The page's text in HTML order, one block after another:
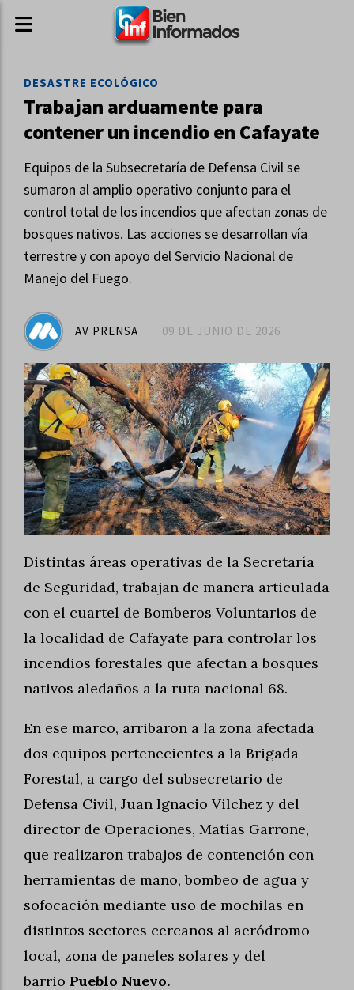
Trabajan arduamente para
contener un incendio en Cafayate
Equipos de la Subsecretaría de Defensa Civil se
sumaron al amplio operativo conjunto para el
control total de los incendios que afectan zonas de
bosques nativos. Las acciones se desarrollan vía
terrestre y con apoyo del Servicio Nacional de
Manejo del Fuego.
DESASTRE ECOLÓGICO
09 DE JUNIO DE 2026
AV PRENSA
Distintas áreas operativas de la Secretaría
de Seguridad, trabajan de manera articulada
con el cuartel de Bomberos Voluntarios de
la localidad de Cafayate para controlar los
incendios forestales que afectan a bosques
nativos aledaños a la ruta nacional 68.
En ese marco, arribaron a la zona afectada
dos equipos pertenecientes a la Brigada
Forestal, a cargo del subsecretario de
Defensa Civil, Juan Ignacio Vilchez y del
director de Operaciones, Matías Garrone,
que realizaron trabajos de contención con
herramientas de mano, bombeo de agua y
sofocación mediante uso de mochilas en
distintos sectores cercanos al aeródromo
local, zona de paneles solares y del
barrio Pueblo Nuevo.